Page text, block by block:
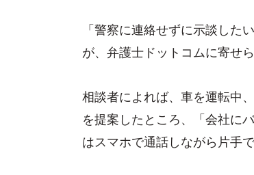
「警察に連絡せずに示談した
が、弁護士ドットコムに寄せら
相談者によれば、車を運転中
を提案したところ、「会社に
はスマホで通話しながら片手